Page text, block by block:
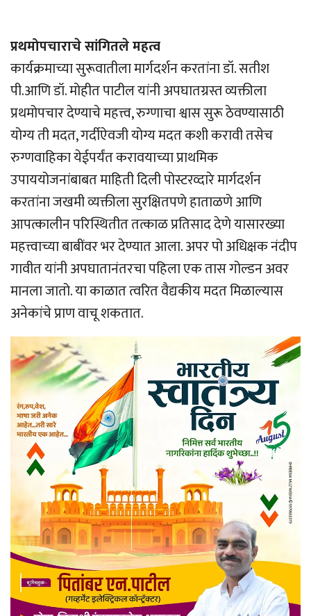
प्रथमोपचाराचे सांगितले महत्व
कार्यक्रमाच्या सुरूवातीला मार्गदर्शन करतांना डॉ. सतीश
पी.आणि डॉ. मोहीत पाटील यांनी अपघातग्रस्त व्यक्तीला
प्रथमोपचार देण्याचे महत्त्व, रुग्णाचा श्वास सुरू ठेवण्यासाठी
योग्य ती मदत, गर्दीऐवजी योग्य मदत कशी करावी तसेच
रुग्णवाहिका येईपर्यंत करावयाच्या प्राथमिक
उपाययोजनांबाबत माहिती दिली पोस्टरव्दारे मार्गदर्शन
करतांना जखमी व्यक्तीला सुरक्षितपणे हाताळणे आणि
आपत्कालीन परिस्थितीत तत्काळ प्रतिसाद देणे यासारख्या
महत्त्वाच्या बाबींवर भर देण्यात आला. अपर पो अधिक्षक नंदीप
गावीत यांनी अपघातानंतरचा पहिला एक तास गोल्डन अवर
मानला जातो. या काळात त्वरित वैद्यकीय मदत मिळाल्यास
अनेकांचे प्राण वाचू शकतात.